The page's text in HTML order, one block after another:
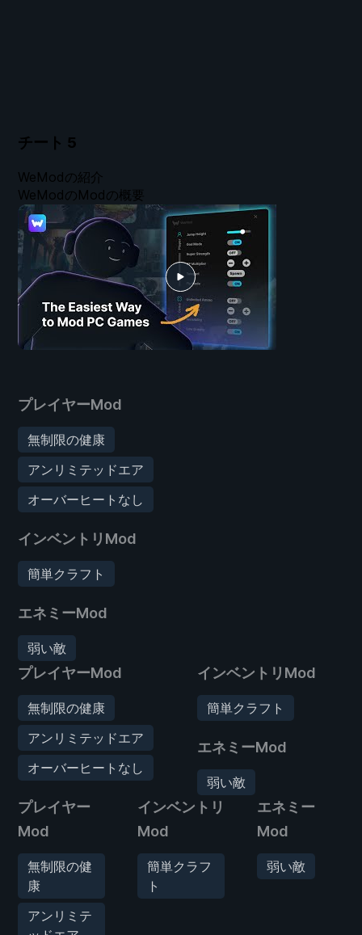
チート 5
プレイヤーMod
無制限の健康
アンリミテッドエア
オーバーヒートなし
インベントリMod
簡単クラフト
エネミーMod
弱い敵
プレイヤーMod
無制限の健康
アンリミテッドエア
オーバーヒートなし
インベントリMod
簡単クラフト
エネミーMod
弱い敵
プレイヤー
Mod
無制限の健
康
アンリミテ
インベントリ
Mod
簡単クラフ
ト
エネミー
Mod
弱い敵
WeModの紹介
WeModのModの概要